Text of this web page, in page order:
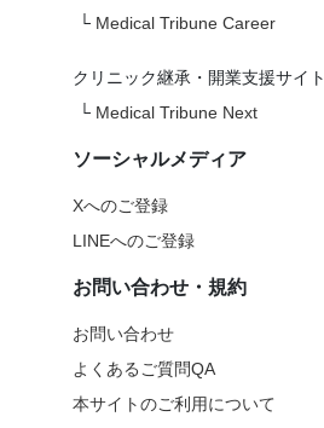
└ Medical Tribune Career
クリニック継承・開業支援サイト
└ Medical Tribune Next
ソーシャルメディア
Xへのご登録
LINEへのご登録
お問い合わせ・規約
お問い合わせ
よくあるご質問QA
本サイトのご利用について